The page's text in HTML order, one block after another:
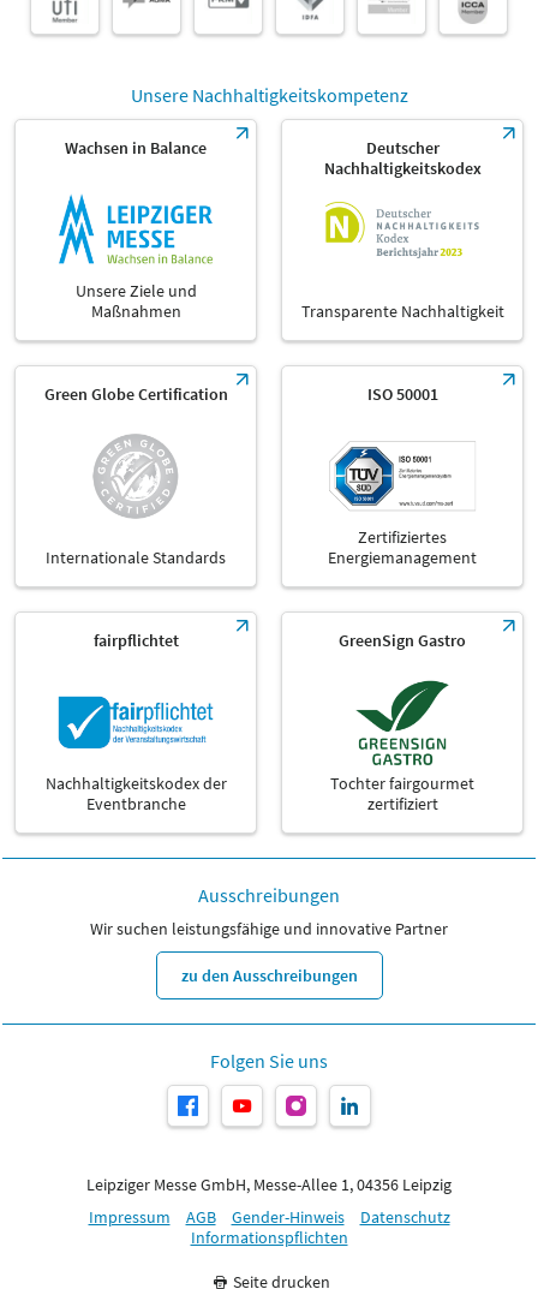
Unsere Nachhaltigkeitskompetenz
Wachsen in Balance
Unsere Ziele und
Maßnahmen
Deutscher
Nachhaltigkeitskodex
Transparente Nachhaltigkeit
Green Globe Certification
Internationale Standards
ISO 50001
Zertifiziertes
Energiemanagement
fairpflichtet
Nachhaltigkeitskodex der
Eventbranche
GreenSign Gastro
Tochter fairgourmet
zertifiziert
Ausschreibungen
Wir suchen leistungsfähige und innovative Partner
zu den Ausschreibungen
Folgen Sie uns
Leipziger Messe GmbH, Messe-Allee 1, 04356 Leipzig
Impressum
AGB Gender-Hinweis
Datenschutz
Informationspflichten
Seite drucken